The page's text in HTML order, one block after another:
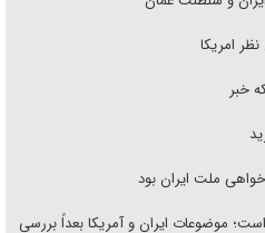
امریکا
ملت ایران بود
موضوعات ایران و آمریکا بعداً بررسی